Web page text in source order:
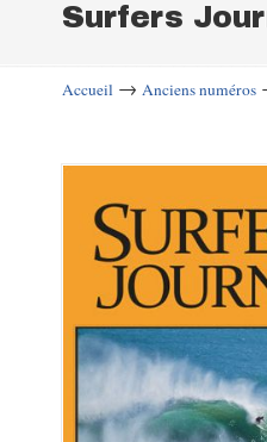
Surfers
Accueil → Anciens numéros